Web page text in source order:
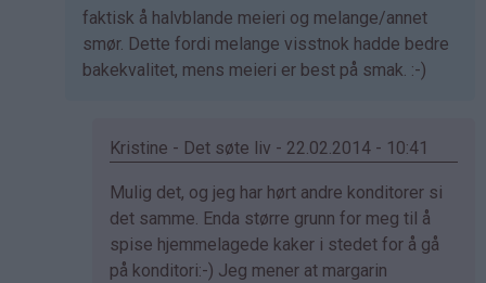
av
Kristine
-
faktisk å halvblande meieri og melange/annet
smør. Dette fordi melange visstnok hadde bedre
bakekvalitet, mens meieri er best på smak. :-)
Kristine - Det søte liv - 22.02.2014 - 10:41
Som
svar
på
av
Mulig det, og jeg har hørt andre konditorer si
det samme. Enda større grunn for meg til å
spise hjemmelagede kaker i stedet for å gå
på konditori:-) Jeg mener at margarin